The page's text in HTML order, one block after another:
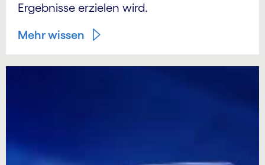
Ergebnisse erzielen wird.
Mehr wissen